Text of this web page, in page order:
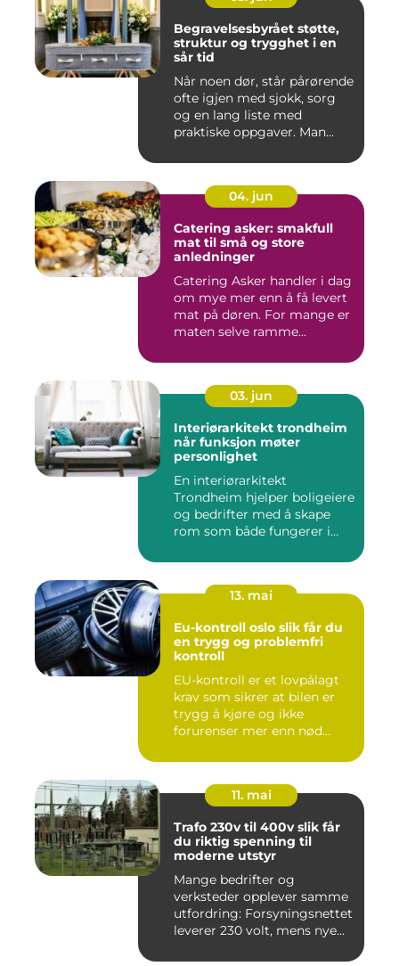
Begravelsesbyrået støtte,
struktur og trygghet i en
sår tid
Når noen dør, står pårørende
ofte igjen med sjokk, sorg
og en lang liste med
praktiske oppgaver. Man...
04. jun
Catering asker: smakfull
mat til små og store
anledninger
Catering Asker handler i dag
om mye mer enn å få levert
mat på døren. For mange er
maten selve ramme...
03. jun
Interiørarkitekt trondheim
når funksjon møter
personlighet
En interiørarkitekt
Trondheim hjelper boligeiere
og bedrifter med å skape
rom som både fungerer i
13. mai
Eu-kontroll oslo slik får du
en trygg og problemfri
kontroll
EU-kontroll er et lovpålagt
krav som sikrer at bilen er
trygg å kjøre og ikke
forurenser mer enn nød...
11. mai
Trafo 230v til 400v slik får
du riktig spenning til
moderne utstyr
Mange bedrifter og
verksteder opplever samme
utfordring: Forsyningsnettet
leverer 230 volt, mens nye...